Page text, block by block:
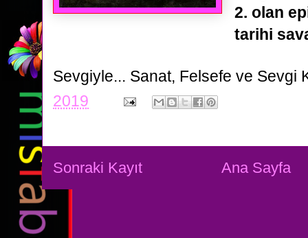
2. olan
tarihi
Sevgiyle... Sanat, Felsefe ve Sevgi
2019
Sonraki Kayıt Ana Sayfa